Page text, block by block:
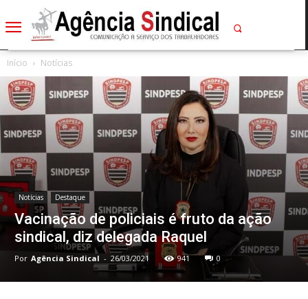
Início Notícias
Notícias Destaque
Vacinação de policiais é fruto da ação
sindical, diz delegada Raquel
Por Agência Sindical - 26/03/2021 941 0